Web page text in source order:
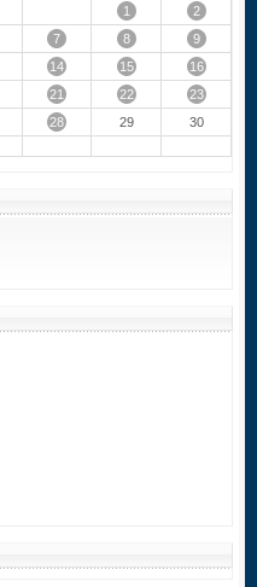
1
2
7 8
9
14 15
16
21 22
23
28 29
30